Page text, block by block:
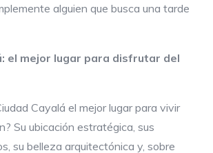
alguien que busca una tarde
el mejor lugar para disfrutar del
Cayalá el mejor lugar para vivir
Su ubicación estratégica, sus
su belleza arquitectónica y, sobre